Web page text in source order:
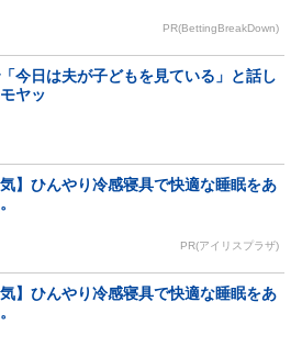
PR(BettingBreakDown)
今日は夫が子どもを見ている」と話し
ヤッ
気】ひんやり冷感寝具で快適な睡眠をあ
PR(アイリスプラザ)
気】ひんやり冷感寝具で快適な睡眠をあ